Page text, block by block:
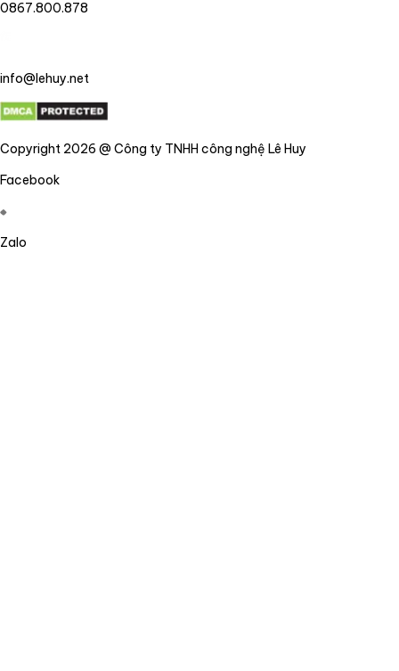
0867.800.878
info@lehuy.net
Copyright 2026 @ Công ty TNHH công nghệ Lê Huy
Facebook
Zalo